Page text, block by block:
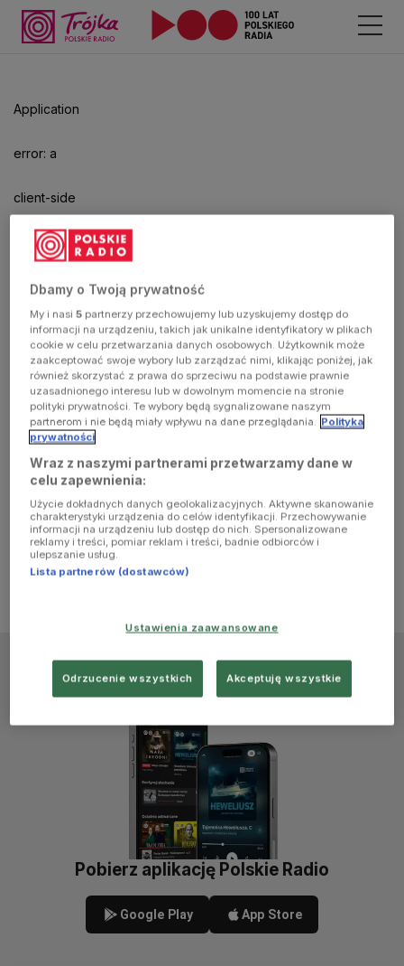
Application
error: a
client-side
exception
has
occurred
(see the
browser
console for
more
information)
aby
odtwarzać.
Pobierz aplikację Polskie Radio
Google Play App Store
Dbamy o Twoją prywatność
My i nasi5 partnerzy przechowujemy lub uzyskujemy dostęp do
informacji na urządzeniu, takich jak unikalne identyfikatory w plikach
cookie w celu przetwarzania danych osobowych. Użytkownik może
zaakceptować swoje wybory lub zarządzać nimi, klikając poniżej, jak
również skorzystać z prawa do sprzeciwu na podstawie prawnie
uzasadnionego interesu lub w dowolnym momencie na stronie
polityki prywatności. Te wybory będą sygnalizowane naszym
partnerom i nie będą miały wpływu na dane przeglądania. Polityka
prywatności
Wraz z naszymi partnerami przetwarzamy dane w
celu zapewnienia:
Użycie dokładnych danych geolokalizacyjnych. Aktywne skanowanie
charakterystyki urządzenia do celów identyfikacji. Przechowywanie
informacji na urządzeniu lub dostęp do nich. Spersonalizowane
reklamy i treści, pomiar reklam i treści, badnie odbiorców i
ulepszanie usług.
Lista partnerów (dostawców)
Ustawienia zaawansowane
Odrzucenie wszystkich Akceptuję wszystkie